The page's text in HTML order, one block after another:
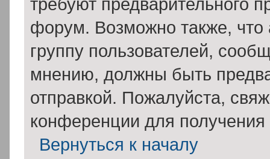
форум. Возможно также, что
группу пользователей,
мнению, должны быть
отправкой. Пожалуйста,
конференции для
Вернуться к началу